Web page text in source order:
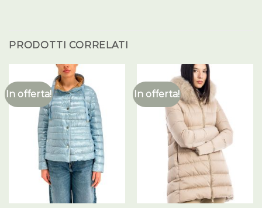
PRODOTTI CORRELATI
In offerta! In offerta!